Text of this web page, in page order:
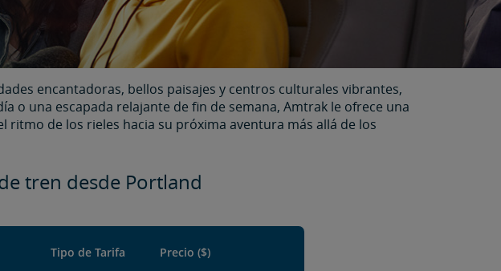
encantadoras, bellos paisajes y centros culturales vibrantes,
o una escapada relajante de fin de semana, Amtrak le ofrece una
de los rieles hacia su próxima aventura más allá de los
tren desde Portland​​​​​​​
Tipo de Tarifa Precio ($)